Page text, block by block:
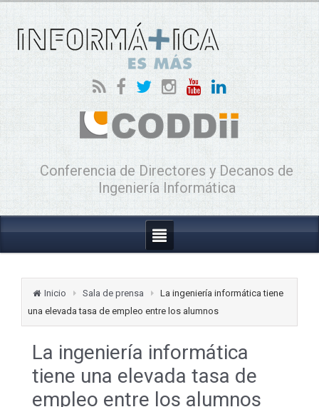
Conferencia de Directores y Decanos de
Ingeniería Informática
Inicio Sala de prensa
La ingeniería informática tiene
una elevada tasa de empleo entre los alumnos
La ingeniería informática
tiene una elevada tasa de
empleo entre los alumnos